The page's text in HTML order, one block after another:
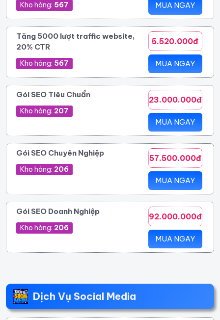
Kho hàng: 567 MUA NGAY
Tăng 5000 lượt traffic website,
20% CTR
Kho hàng: 567
5.520.000đ
MUA NGAY
Gói SEO Tiêu Chuẩn
Kho hàng: 207
23.000.000đ
MUA NGAY
Gói SEO Chuyên Nghiệp
Kho hàng: 206
57.500.000đ
MUA NGAY
Gói SEO Doanh Nghiệp
Kho hàng: 206
92.000.000đ
MUA NGAY
Dịch Vụ Social Media